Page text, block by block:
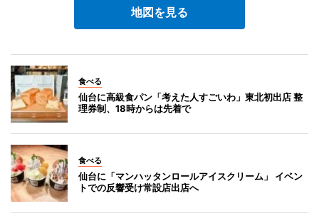
地図を見る
食べる
仙台に高級食パン「考えた人すごいわ」東北初出店 整
理券制、18時からは先着で
食べる
仙台に「マンハッタンロールアイスクリーム」 イベン
トでの反響受け常設店出店へ